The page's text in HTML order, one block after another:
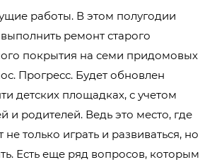
работы. В этом полугодии
ремонт старого
покрытия на семи придомовых
Прогресс. Будет обновлен
детских площадках, с учетом
и родителей. Ведь это место, где
только играть и развиваться, но
Есть еще ряд вопросов, которым